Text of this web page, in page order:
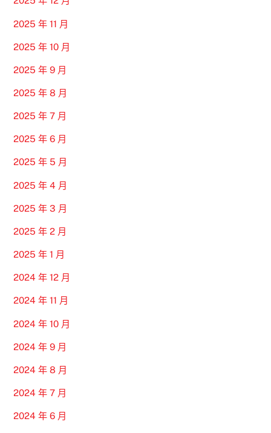
2025 年 11 月
2025 年 10 月
2025 年 9 月
2025 年 8 月
2025 年 7 月
2025 年 6 月
2025 年 5 月
2025 年 4 月
2025 年 3 月
2025 年 2 月
2025 年 1 月
2024 年 12 月
2024 年 11 月
2024 年 10 月
2024 年 9 月
2024 年 8 月
2024 年 7 月
2024 年 6 月